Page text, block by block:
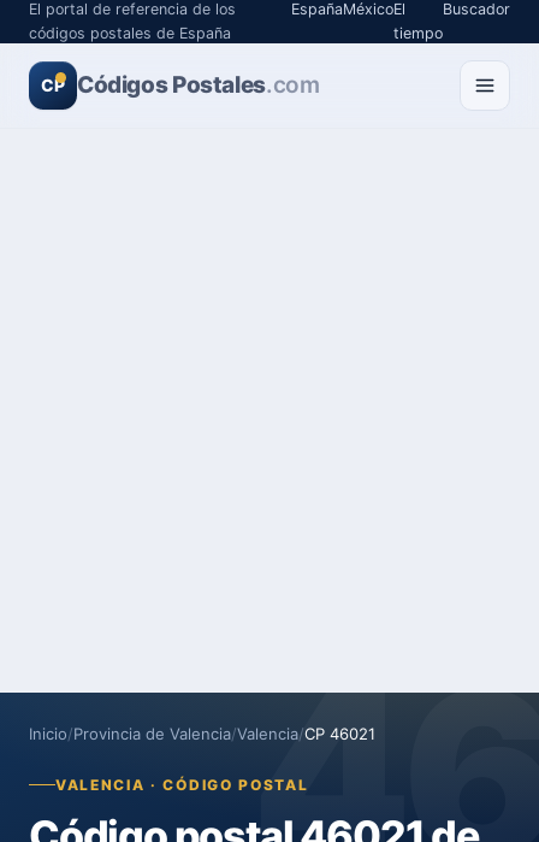
El portal de referencia de los
códigos postales de España
EspañaMéxicoEl
tiempo
Buscador
CP Códigos Postales.com
Inicio/Provincia de Valencia/Valencia/CP 46021
VALENCIA · CÓDIGO POSTAL